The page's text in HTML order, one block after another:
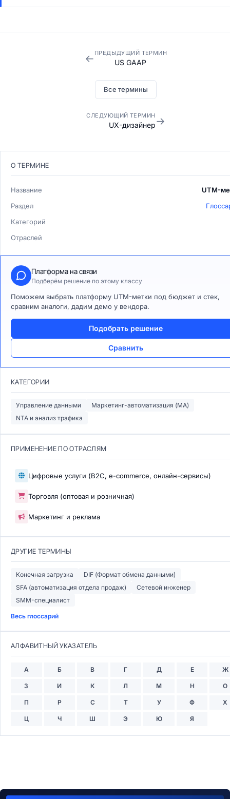
← ПРЕДЫДУЩИЙ ТЕРМИН
US GAAP
Все термины
СЛЕДУЮЩИЙ ТЕРМИН
UX-дизайнер→
О ТЕРМИНЕ
Название
UTM-
Раздел
Категорий
Отраслей
Платформа на связи
Подберём решение по этому классу
Поможем выбрать платформу UTM-метки под бюджет и стек,
сравним аналоги, дадим демо у вендора.
Подобрать решение
Сравнить
КАТЕГОРИИ
Управление данными
Маркетинг-автоматизация (MA)
NTA и анализ трафика
ПРИМЕНЕНИЕ ПО ОТРАСЛЯМ
Цифровые услуги (B2C, e-commerce, онлайн-сервисы)
Торговля (оптовая и розничная)
Маркетинг и реклама
ДРУГИЕ ТЕРМИНЫ
Конечная загрузка
DIF (Формат обмена данными)
SFA (автоматизация отдела продаж)
Сетевой инженер
SMM-специалист
Весь глоссарий
АЛФАВИТНЫЙ УКАЗАТЕЛЬ
А Б В Г Д Е Ж
З И К Л М Н О
П Р С Т У Ф Х
Ц Ч Ш Э Ю Я